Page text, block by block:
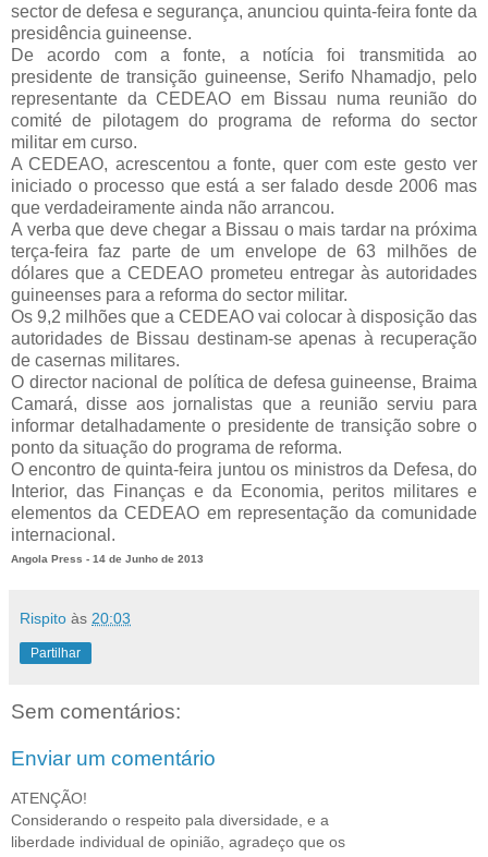
sector de defesa e segurança, anunciou quinta-feira fonte da
presidência guineense.
De acordo com a fonte, a notícia foi transmitida ao
presidente de transição guineense, Serifo Nhamadjo, pelo
representante da CEDEAO em Bissau numa reunião do
comité de pilotagem do programa de reforma do sector
militar em curso.
A CEDEAO, acrescentou a fonte, quer com este gesto ver
iniciado o processo que está a ser falado desde 2006 mas
que verdadeiramente ainda não arrancou.
A verba que deve chegar a Bissau o mais tardar na próxima
terça-feira faz parte de um envelope de 63 milhões de
dólares que a CEDEAO prometeu entregar às autoridades
guineenses para a reforma do sector militar.
Os 9,2 milhões que a CEDEAO vai colocar à disposição das
autoridades de Bissau destinam-se apenas à recuperação
de casernas militares.
O director nacional de política de defesa guineense, Braima
Camará, disse aos jornalistas que a reunião serviu para
informar detalhadamente o presidente de transição sobre o
ponto da situação do programa de reforma.
O encontro de quinta-feira juntou os ministros da Defesa, do
Interior, das Finanças e da Economia, peritos militares e
elementos da CEDEAO em representação da comunidade
internacional.
Angola Press - 14 de Junho de 2013
Rispito às 20:03
Partilhar
Sem comentários:
Enviar um comentário
ATENÇÃO!
Considerando o respeito pala diversidade, e a
liberdade individual de opinião, agradeço que os